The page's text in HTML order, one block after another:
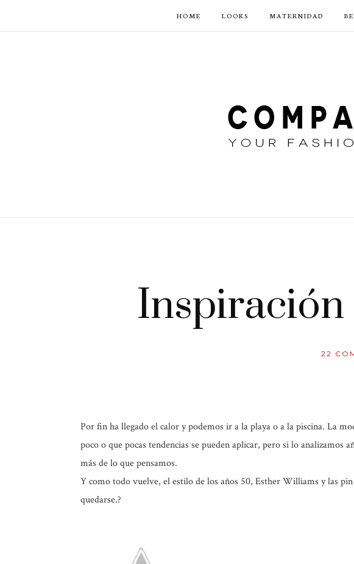
HOME LOOKS MATERNIDAD
Inspiración
22
Por fin ha llegado el calor y podemos ir a la playa o a la piscina. La
poco o que pocas tendencias se pueden aplicar, pero si lo analizamos
más de lo que pensamos.
Y como todo vuelve, el estilo de los años 50, Esther Williams y las
quedarse.?